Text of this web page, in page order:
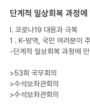
단계적 일상회복 과정
Ⅰ. 코로나19 대응과 극복
1 . K-방역, 국민 여러분이
-단계적 일상회복 과정에
>53회 국무회의
>수석보좌관회의
>수석보좌관회의